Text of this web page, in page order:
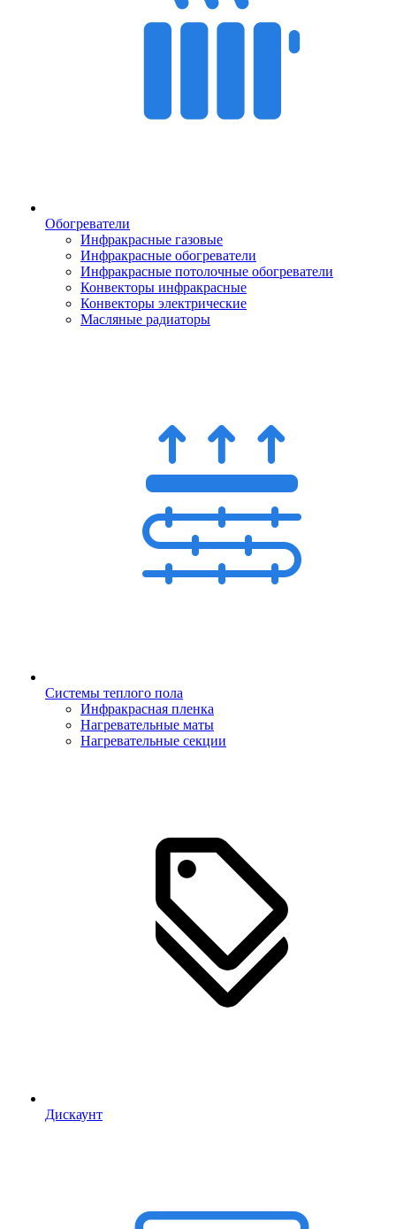
Обогреватели
Инфракрасные газовые
Инфракрасные обогреватели
Инфракрасные потолочные обогреватели
Конвекторы инфракрасные
Конвекторы электрические
Масляные радиаторы
Системы теплого пола
Инфракрасная пленка
Нагревательные маты
Нагревательные секции
Дискаунт